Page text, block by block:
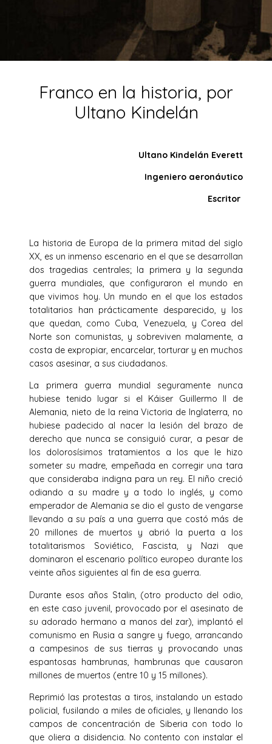
Franco en la historia, por
Ultano Kindelán
Ultano Kindelán Everett
Ingeniero aeronáutico
Escritor
La historia de Europa de la primera mitad del siglo
XX, es un inmenso escenario en el que se desarrollan
dos tragedias centrales; la primera y la segunda
guerra mundiales, que configuraron el mundo en
que vivimos hoy. Un mundo en el que los estados
totalitarios han prácticamente desparecido, y los
que quedan, como Cuba, Venezuela, y Corea del
Norte son comunistas, y sobreviven malamente, a
costa de expropiar, encarcelar, torturar y en muchos
casos asesinar, a sus ciudadanos.
La primera guerra mundial seguramente nunca
hubiese tenido lugar si el Káiser Guillermo II de
Alemania, nieto de la reina Victoria de Inglaterra, no
hubiese padecido al nacer la lesión del brazo de
derecho que nunca se consiguió curar, a pesar de
los dolorosísimos tratamientos a los que le hizo
someter su madre, empeñada en corregir una tara
que consideraba indigna para un rey. El niño creció
odiando a su madre y a todo lo inglés, y como
emperador de Alemania se dio el gusto de vengarse
llevando a su país a una guerra que costó más de
20 millones de muertos y abrió la puerta a los
totalitarismos Soviético, Fascista, y Nazi que
dominaron el escenario político europeo durante los
veinte años siguientes al fin de esa guerra.
Durante esos años Stalin, (otro producto del odio,
en este caso juvenil, provocado por el asesinato de
su adorado hermano a manos del zar), implantó el
comunismo en Rusia a sangre y fuego, arrancando
a campesinos de sus tierras y provocando unas
espantosas hambrunas, hambrunas que causaron
millones de muertos (entre 10 y 15 millones).
Reprimió las protestas a tiros, instalando un estado
policial, fusilando a miles de oficiales, y llenando los
campos de concentración de Siberia con todo lo
que oliera a disidencia. No contento con instalar el